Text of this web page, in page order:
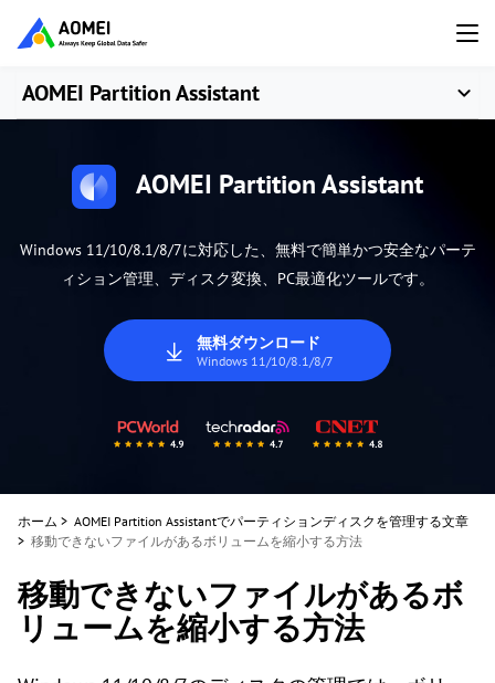
AOMEI Partition Assistant
AOMEI Partition Assistant
Windows 11/10/8.1/8/7に対応した、無料で簡単かつ安全なパーテ
ィション管理、ディスク変換、PC最適化ツールです。
無料ダウンロード
Windows 11/10/8.1/8/7
ホーム > AOMEI Partition Assistantでパーティションディスクを管理する文章
> 移動できないファイルがあるボリュームを縮小する方法
移動できないファイルがあるボ
リュームを縮小する方法